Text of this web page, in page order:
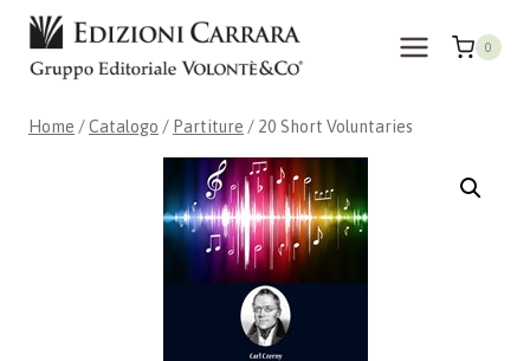
Salta
contenuto
0
Home /Catalogo / Partiture / 20 Short Voluntaries